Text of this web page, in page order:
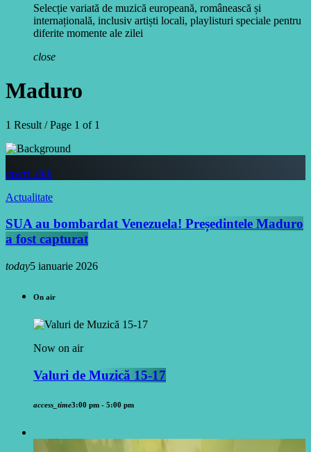
Selecție variată de muzică europeană, românească și
internațională, inclusiv artiști locali, playlisturi speciale pentru
diferite momente ale zilei
close
Maduro
1 Result / Page 1 of 1
insert_link
Actualitate
SUA au bombardat Venezuela! Președintele Maduro
a fost capturat
today5 ianuarie 2026
On air
Now on air
Valuri de Muzică 15-17
access_time3:00 pm - 5:00 pm